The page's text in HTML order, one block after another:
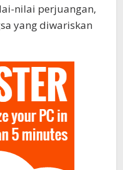
nilai perjuangan,
yang diwariskan